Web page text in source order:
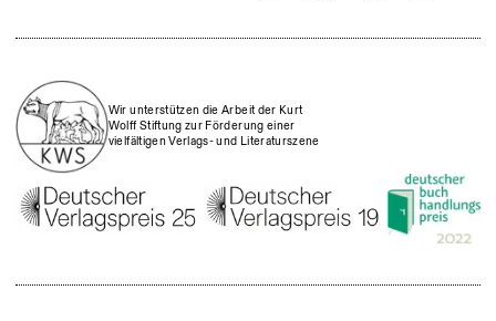
Wir unterstützen die Arbeit der Kurt
Wolff Stiftung zur Förderung einer
vielfältigen Verlags- und Literaturszene